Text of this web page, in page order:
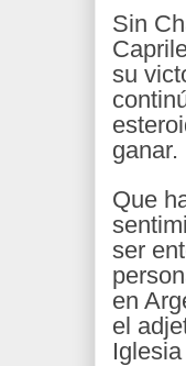
Sin
su
ganar.
Que
ser
en
el